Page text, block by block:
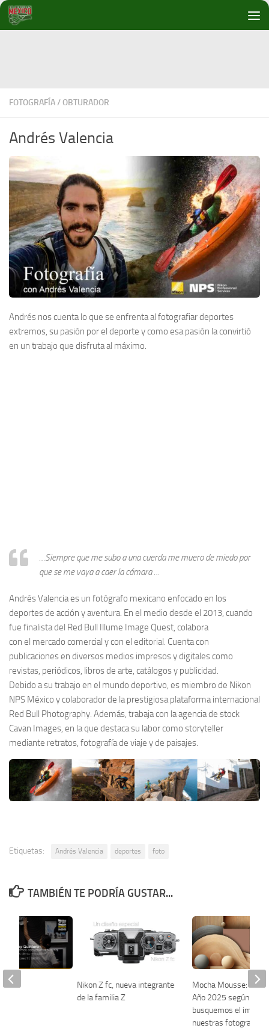
Debajo del contenido
FOTOGRAFÍA/OBTURADOR
Andrés Valencia
Andrés nos cuenta lo que se enfrenta al fotografiar deportes
extremos, su pasión por el deporte y como esa pasión la convirtió
en un trabajo que disfruta al máximo.
…Siempre que me subo a una cuerda me muero de miedo por
que se me vaya a caer la cámara …
Andrés Valencia es un fotógrafo mexicano enfocado en los
deportes de acción y aventura. En el medio desde el 2013, cuando
fue finalista del Red Bull Illume Image Quest, colabora
con el mercado comercial y con el editorial. Cuenta con
publicaciones en diversos medios impresos y digitales como
revistas, periódicos, libros de arte, catálogos y publicidad.
Debido a su trabajo en el mundo deportivo, es miembro de Nikon
NPS México y colaborador de la prestigiosa plataforma internacional
Red Bull Photography. Además, trabaja con la agencia de stock
Cavan Images, en la que destaca su labor como storyteller
mediante retratos, fotografía de viaje y de paisajes.
Etiquetas: Andrés Valencia deportes foto
TAMBIÉN TE PODRÍA GUSTAR...
Nikon Z fc, nueva integrante
de la familia Z
Mocha Mousse: El
Año 2025 según
busquemos el
nuestras fotografías